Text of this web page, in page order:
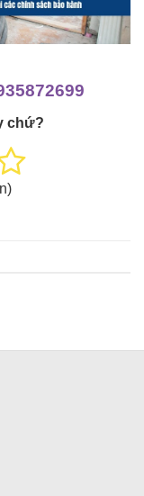
chứ?